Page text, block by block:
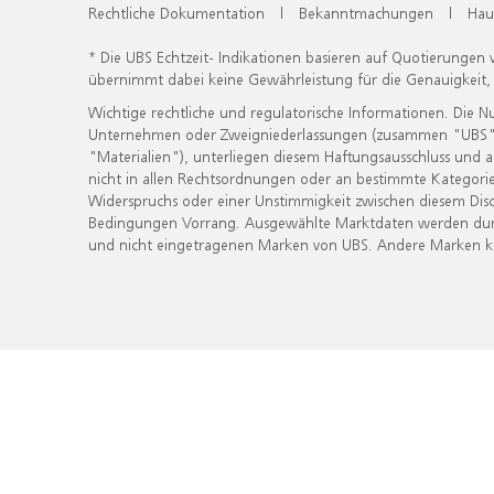
Rechtliche Dokumentation | Bekanntmachungen |
* Die UBS Echtzeit- Indikationen basieren auf
übernimmt dabei keine Gewährleistung für die
Wichtige rechtliche und regulatorische Informationen. Die
Unternehmen oder Zweigniederlassungen (zusammen
"Materialien"), unterliegen diesem Haftungsausschluss
nicht in allen Rechtsordnungen oder an bestimmte
Widerspruchs oder einer Unstimmigkeit zwischen diesem
Bedingungen Vorrang. Ausgewählte Marktdaten werden
und nicht eingetragenen Marken von UBS. Andere Marken